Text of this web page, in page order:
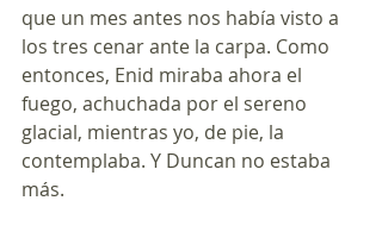
que un mes antes nos había visto a
los tres cenar ante la carpa. Como
entonces, Enid miraba ahora el
fuego, achuchada por el sereno
glacial, mientras yo, de pie, la
contemplaba. Y Duncan no estaba
más.